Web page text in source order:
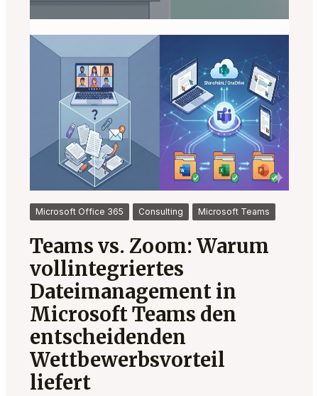
Microsoft Office 365 Consulting Microsoft Teams
Teams vs. Zoom: Warum
vollintegriertes
Dateimanagement in
Microsoft Teams den
entscheidenden
Wettbewerbsvorteil
liefert